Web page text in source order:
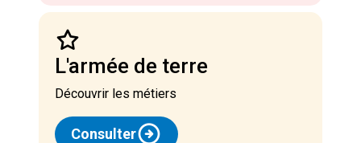
L'armée de terre
découvrir les métiers
Consulter